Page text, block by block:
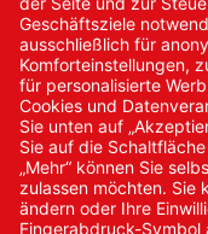
Kontakt/Anfrage
Neukundenanmeldung
Kennwort vergessen
Bestellungen